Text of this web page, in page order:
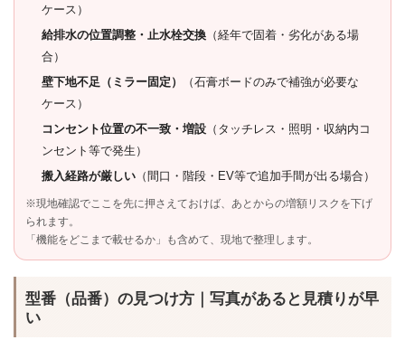
ケース）
給排水の位置調整・止水栓交換 （経年で固着・劣化がある場
合）
壁下地不足（ミラー固定）
（石膏ボードのみで補強が必要な
ケース）
コンセント位置の不一致・増設 （タッチレス・照明・収納内コ
ンセント等で発生）
搬入経路が厳しい （間口・階段・EV等で追加手間が出る場合）
※現地確認でここを先に押さえておけば、あとからの増額リスクを下げ
られます。
「機能をどこまで載せるか」も含めて、現地で整理します。
型番（品番）の見つけ方｜写真があると見積りが早
い